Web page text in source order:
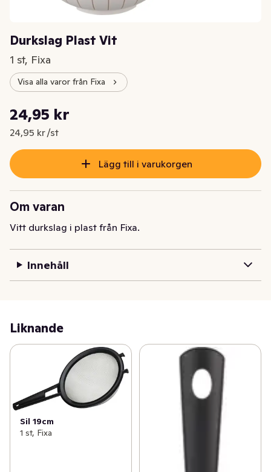
Durkslag Plast Vit
1 st, Fixa
Visa alla varor från Fixa
Nuvarande pris är: 24,95 kr
24,95 kr
24,95 kr /st
Styckpris: 24,95 kr /st
Lägg till i varukorgen
Om varan
Vitt durkslag i plast från Fixa.
Innehåll
Liknande
Sil 19cm
1 st, Fixa